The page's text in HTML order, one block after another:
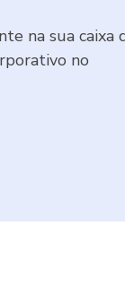
na sua caixa
no